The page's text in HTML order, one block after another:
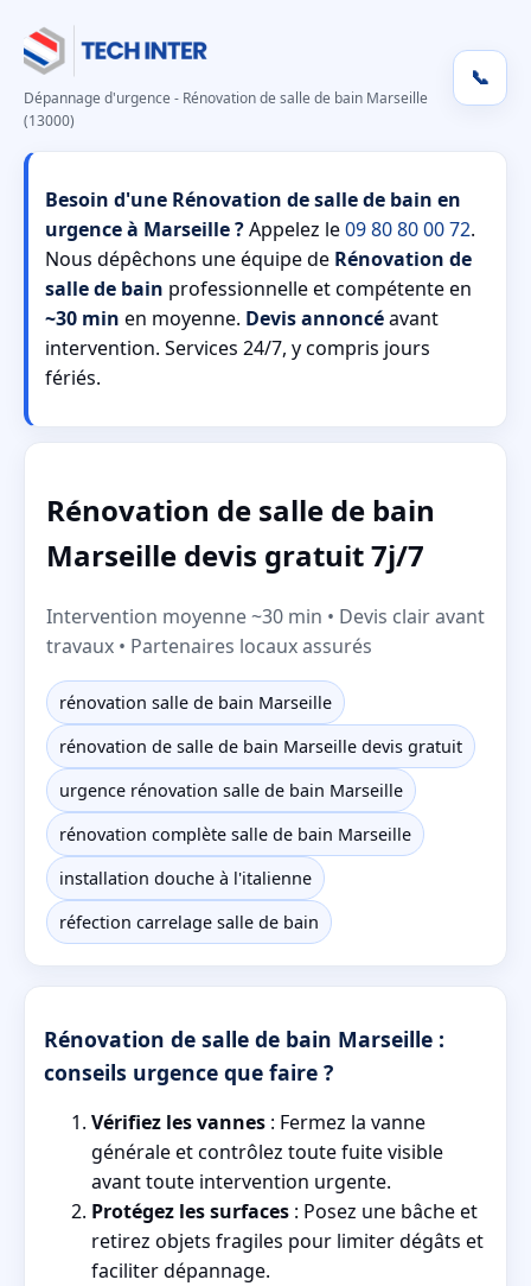
Dépannage d'urgence - Rénovation de salle de bain Marseille
(13000)
📞
Besoin d'une Rénovation de salle de bain en
urgence à Marseille ?Appelez le09 80 80 00 72.
Nous dépêchons une équipe de Rénovation de
salle de bain professionnelle et compétente en
~30 min en moyenne. Devis annoncéavant
intervention. Services 24/7, y compris jours
fériés.
Rénovation de salle de bain
Marseille devis gratuit 7j/7
Intervention moyenne ~30 min • Devis clair avant
travaux • Partenaires locaux assurés
rénovation salle de bain Marseille
rénovation de salle de bain Marseille devis gratuit
urgence rénovation salle de bain Marseille
rénovation complète salle de bain Marseille
installation douche à l'italienne
réfection carrelage salle de bain
Rénovation de salle de bain Marseille :
conseils urgence que faire ?
Vérifiez les vannes : Fermez la vanne
générale et contrôlez toute fuite visible
avant toute intervention urgente.
Protégez les surfaces : Posez une bâche et
retirez objets fragiles pour limiter dégâts et
faciliter dépannage.